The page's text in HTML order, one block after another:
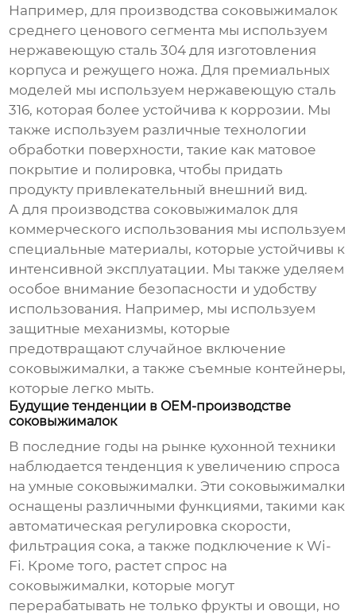
Например, для производства соковыжималок
среднего ценового сегмента мы используем
нержавеющую сталь 304 для изготовления
корпуса и режущего ножа. Для премиальных
моделей мы используем нержавеющую сталь
316, которая более устойчива к коррозии. Мы
также используем различные технологии
обработки поверхности, такие как матовое
покрытие и полировка, чтобы придать
продукту привлекательный внешний вид.
А для производства соковыжималок для
коммерческого использования мы используем
специальные материалы, которые устойчивы к
интенсивной эксплуатации. Мы также уделяем
особое внимание безопасности и удобству
использования. Например, мы используем
защитные механизмы, которые
предотвращают случайное включение
соковыжималки, а также съемные контейнеры,
которые легко мыть.
Будущие тенденции в OEM-производстве
соковыжималок
В последние годы на рынке кухонной техники
наблюдается тенденция к увеличению спроса
на умные соковыжималки. Эти соковыжималки
оснащены различными функциями, такими как
автоматическая регулировка скорости,
фильтрация сока, а также подключение к Wi-
Fi. Кроме того, растет спрос на
соковыжималки, которые могут
перерабатывать не только фрукты и овощи, но